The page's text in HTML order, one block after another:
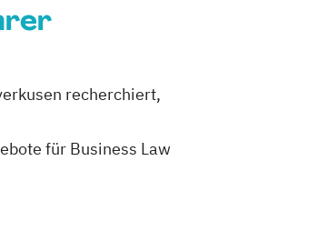
recherchiert,
für Business Law